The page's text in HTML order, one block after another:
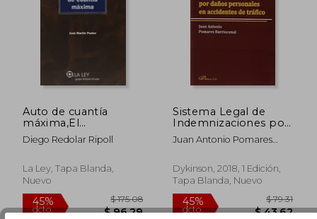
45% 45%
dcto.
Auto de cuantía
máxima,El
(Monografías Proceso
Civil Práctico)
Diego Redolar Ripoll
La Ley, Tapa Blanda,
Nuevo
Sistema Legal de
Indemnizaciones por
Daños Personales en
Accidentes de Tráfico
Juan Antonio Pomares
Dykinson, 2018, 1 Edición,
Tapa Blanda, Nuevo